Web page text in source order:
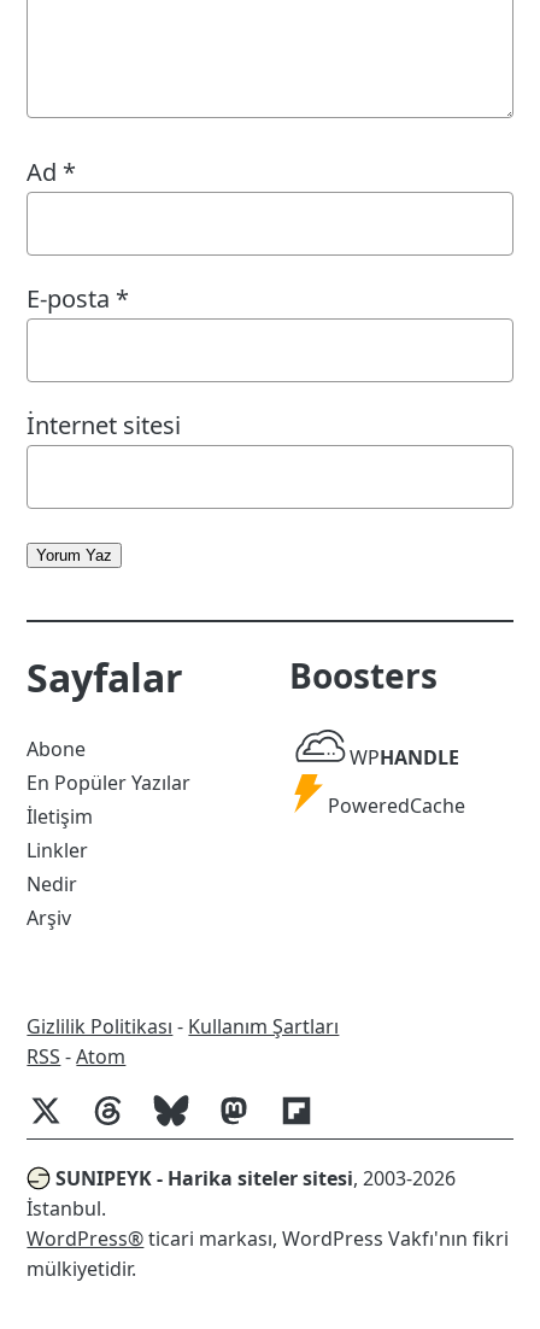
Ad *
E-posta *
İnternet sitesi
Yorum Yaz
Sayfalar
Abone
En Popüler Yazılar
İletişim
Linkler
Nedir
Arşiv
Boosters
WP
Handle
WPHANDLE
Powered
PoweredCache
Gizlilik Politikası - Kullanım Şartları
RSS
RSS -Atom
SUNIPEYK - Harika siteler sitesi, 2003-2026
İstanbul.
WordPress®ticari markası, WordPress Vakfı'nın fikri
mülkiyetidir.